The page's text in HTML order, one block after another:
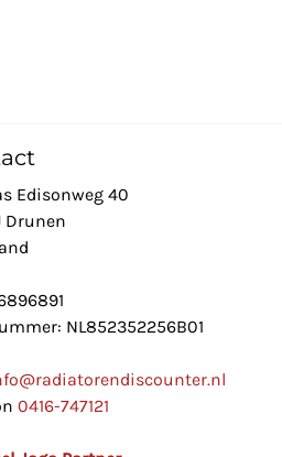
Edisonweg 40
Drunen
NL852352256B01
0416-747121